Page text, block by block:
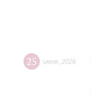
25 июня 2026